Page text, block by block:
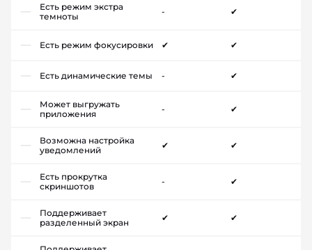
Есть режим экстра
темноты
- ✔
Есть режим фокусировки ✔ ✔
Есть динамические темы - ✔
Может выгружать
приложения
- ✔
Возможна настройка
уведомлений
✔ ✔
Есть прокрутка
скриншотов
- ✔
Поддерживает
разделенный экран
✔ ✔